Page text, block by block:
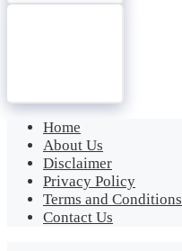
Home
About Us
Disclaimer
Privacy Policy
Terms and Conditions
Contact Us